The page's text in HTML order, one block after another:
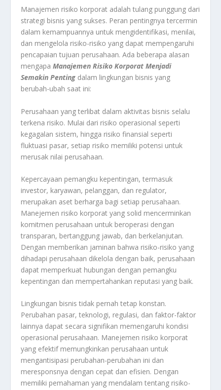
Manajemen risiko korporat adalah tulang punggung dari
strategi bisnis yang sukses. Peran pentingnya tercermin
dalam kemampuannya untuk mengidentifikasi, menilai,
dan mengelola risiko-risiko yang dapat mempengaruhi
pencapaian tujuan perusahaan. Ada beberapa alasan
mengapaManajemen Risiko Korporat Menjadi
Semakin Penting dalam lingkungan bisnis yang
berubah-ubah saat ini:
Perusahaan yang terlibat dalam aktivitas bisnis selalu
terkena risiko. Mulai dari risiko operasional seperti
kegagalan sistem, hingga risiko finansial seperti
fluktuasi pasar, setiap risiko memiliki potensi untuk
merusak nilai perusahaan.
Kepercayaan pemangku kepentingan, termasuk
investor, karyawan, pelanggan, dan regulator,
merupakan aset berharga bagi setiap perusahaan.
Manejemen risiko korporat yang solid mencerminkan
komitmen perusahaan untuk beroperasi dengan
transparan, bertanggung jawab, dan berkelanjutan.
Dengan memberikan jaminan bahwa risiko-risiko yang
dihadapi perusahaan dikelola dengan baik, perusahaan
dapat memperkuat hubungan dengan pemangku
kepentingan dan mempertahankan reputasi yang baik.
Lingkungan bisnis tidak pernah tetap konstan.
Perubahan pasar, teknologi, regulasi, dan faktor-faktor
lainnya dapat secara signifikan memengaruhi kondisi
operasional perusahaan. Manejemen risiko korporat
yang efektif memungkinkan perusahaan untuk
mengantisipasi perubahan-perubahan ini dan
meresponsnya dengan cepat dan efisien. Dengan
memiliki pemahaman yang mendalam tentang risiko-